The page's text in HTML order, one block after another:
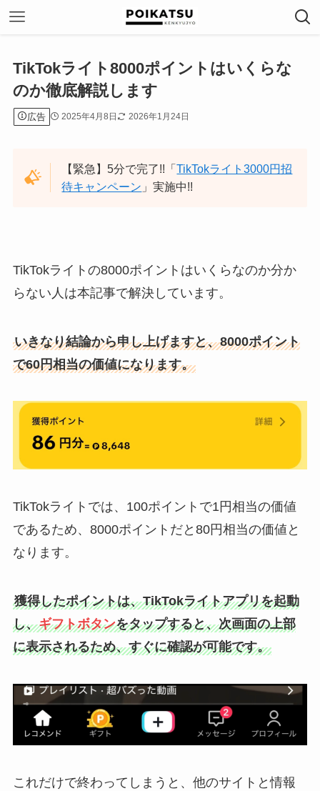
TikTokライト8000ポイントはいくらな
のか徹底解説します
広告 2025年4月8日 2026年1月24日
【緊急】5分で完了!!「TikTokライト3000円招
待キャンペーン 」実施中!!
TikTokライトの8000ポイントはいくらなのか分か
らない人は本記事で解決しています。
いきなり結論から申し上げますと、8000ポイント
で60円相当の価値になります。
TikTokライトでは、100ポイントで1円相当の価値
であるため、8000ポイントだと80円相当の価値と
なります。
獲得したポイントは、TikTokライトアプリを起動
し、ギフトボタンをタップすると、次画面の上部
に表示されるため、すぐに確認が可能です。
これだけで終わってしまうと、他のサイトと情報